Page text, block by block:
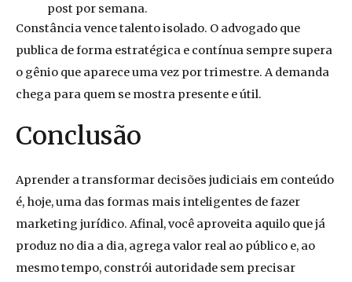
post por semana.
Constância vence talento isolado. O advogado que
publica de forma estratégica e contínua sempre supera
o gênio que aparece uma vez por trimestre. A demanda
chega para quem se mostra presente e útil.
Conclusão
Aprender a transformar decisões judiciais em conteúdo
é, hoje, uma das formas mais inteligentes de fazer
marketing jurídico. Afinal, você aproveita aquilo que já
produz no dia a dia, agrega valor real ao público e, ao
mesmo tempo, constrói autoridade sem precisar